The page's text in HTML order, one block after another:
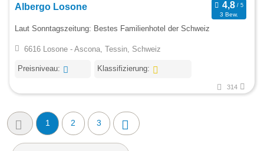
Albergo Losone
3 Bew.
Laut Sonntagszeitung: Bestes Familienhotel der Schweiz
6616 Losone - Ascona, Tessin, Schweiz
Preisniveau: Klassifizierung:
314
1 2 3